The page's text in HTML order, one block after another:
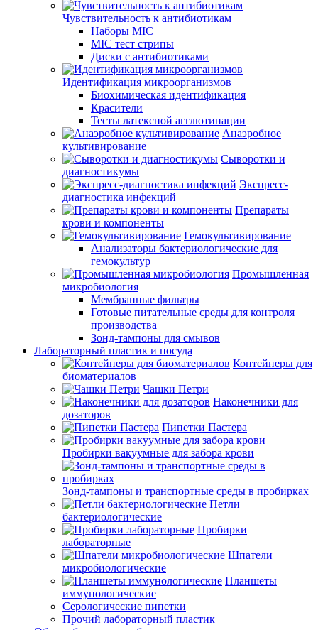
Чувствительность к антибиотикам
Наборы MIC
MIC тест стрипы
Диски с антибиотиками
Идентификация микроорганизмов
Биохимическая идентификация
Красители
Тесты латексной агглютинации
Анаэробное
культивирование
Сыворотки и
диагностикумы
Экспресс-
диагностика инфекций
Препараты
крови и компоненты
Гемокультивирование
Анализаторы бактериологические для
гемокультур
Промышленная
микробиология
Мембранные фильтры
Готовые питательные среды для контроля
производства
Зонд-тампоны для смывов
Лабораторный пластик и посуда
Контейнеры для
биоматериалов
Чашки Петри
Наконечники для
дозаторов
Пипетки Пастера
Пробирки вакуумные для забора крови
Зонд-тампоны и транспортные среды в пробирках
Петли
бактериологические
Пробирки
лабораторные
Шпатели
микробиологические
Планшеты
иммунологические
Серологические пипетки
Прочий лабораторный пластик